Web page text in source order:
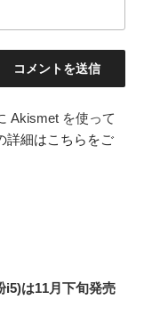
Akismet を使って
詳細はこちらをご
は11月下旬発売